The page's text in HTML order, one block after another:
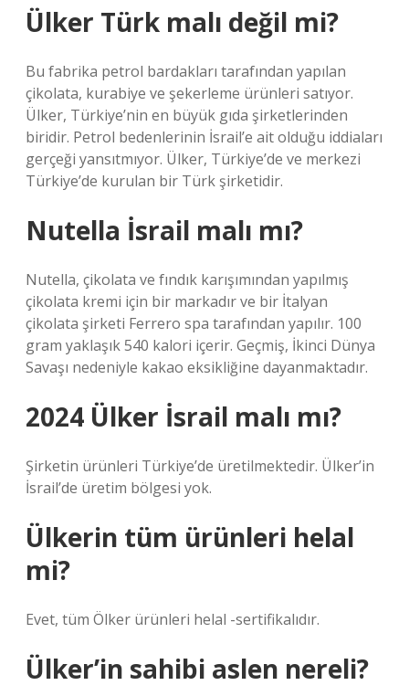
Ülker Türk malı değil mi?
Bu fabrika petrol bardakları tarafından yapılan
çikolata, kurabiye ve şekerleme ürünleri satıyor.
Ülker, Türkiye’nin en büyük gıda şirketlerinden
biridir. Petrol bedenlerinin İsrail’e ait olduğu iddiaları
gerçeği yansıtmıyor. Ülker, Türkiye’de ve merkezi
Türkiye’de kurulan bir Türk şirketidir.
Nutella İsrail malı mı?
Nutella, çikolata ve fındık karışımından yapılmış
çikolata kremi için bir markadır ve bir İtalyan
çikolata şirketi Ferrero spa tarafından yapılır. 100
gram yaklaşık 540 kalori içerir. Geçmiş, İkinci Dünya
Savaşı nedeniyle kakao eksikliğine dayanmaktadır.
2024 Ülker İsrail malı mı?
Şirketin ürünleri Türkiye’de üretilmektedir. Ülker’in
İsrail’de üretim bölgesi yok.
Ülkerin tüm ürünleri helal
mi?
Evet, tüm Ölker ürünleri helal -sertifikalıdır.
Ülker’in sahibi aslen nereli?